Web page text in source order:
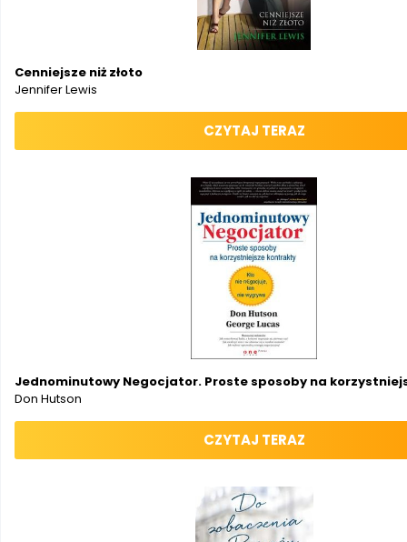
Cenniejsze niż złoto
Jennifer Lewis
CZYTAJ TERAZ
Jednominutowy Negocjator. Proste sposoby na
Don Hutson
CZYTAJ TERAZ